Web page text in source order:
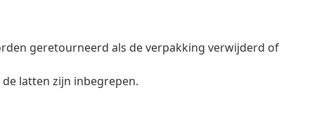
geretourneerd als de verpakking verwijderd of
latten zijn inbegrepen.